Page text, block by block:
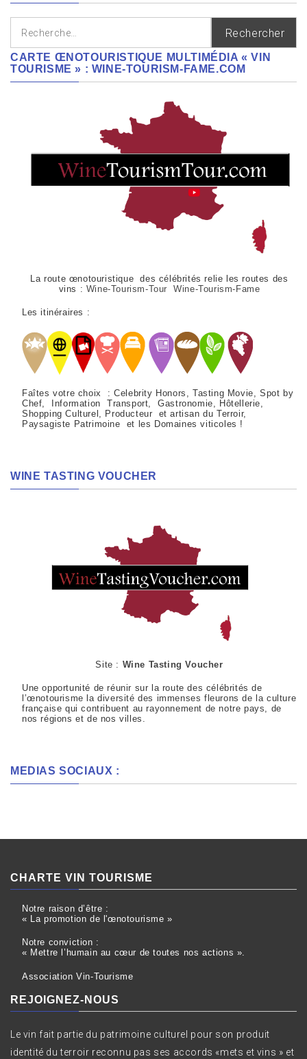
CARTE ŒNOTOURISTIQUE MULTIMÉDIA « VIN
TOURISME » : WINE-TOURISM-FAME.COM
La route œnotouristique des célébrités relie les routes des
vins : Wine-Tourism-Tour Wine-Tourism-Fame
Les itinéraires :
Faîtes votre choix : Celebrity Honors, Tasting Movie, Spot by
Chef, Information Transport, Gastronomie, Hôtellerie,
Shopping Culturel, Producteur et artisan du Terroir,
Paysagiste Patrimoine et les Domaines viticoles !
WINE TASTING VOUCHER
Site : Wine Tasting Voucher
Une opportunité de réunir sur la route des célébrités de
l’œnotourisme la diversité des immenses fleurons de la culture
française qui contribuent au rayonnement de notre pays, de
nos régions et de nos villes.
MEDIAS SOCIAUX :
CHARTE VIN TOURISME
Notre raison d’être :
« La promotion de l'œnotourisme »
Notre conviction :
« Mettre l’humain au cœur de toutes nos actions ».
Association Vin-Tourisme
REJOIGNEZ-NOUS
Le vin fait partie du patrimoine culturel pour son produit
identité du terroir reconnu pas ses accords «mets et vins » et